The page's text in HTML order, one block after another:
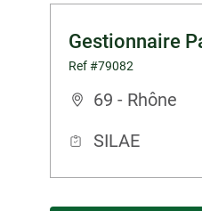
Gestionnaire
Ref #79082
69 - Rhône
SILAE